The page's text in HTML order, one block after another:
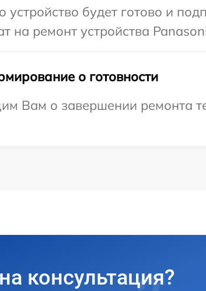
устройство будет готово и
на ремонт устройства
о готовности
Вам о завершении ремонта
консультация?